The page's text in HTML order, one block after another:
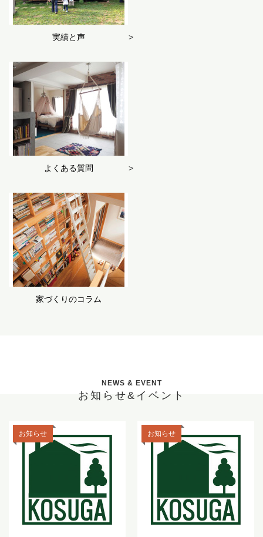
実績と声
よくある質問
家づくりのコラム
NEWS & EVENT
お知らせ&イベント
お知らせ お知らせ